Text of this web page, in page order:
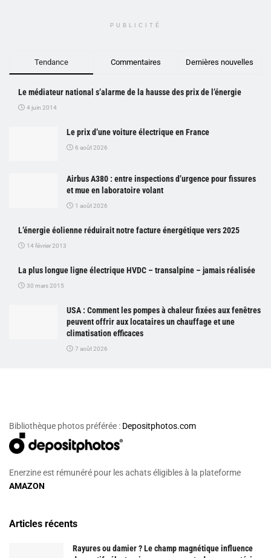
PUBLICITÉ
Tendance Commentaires Dernières nouvelles
Le médiateur national s’alarme de la hausse des prix de l’énergie
4 juin 2014
Le prix d’une voiture électrique en France
6 août 2026
Airbus A380 : entre inspections d’urgence pour fissures
et mue en laboratoire volant
1 août 2026
L’énergie éolienne réduirait notre facture énergétique vers 2025
14 février 2013
La plus longue ligne électrique HVDC – transalpine – jamais réalisée
30 mars 2015
USA : Comment les pompes à chaleur fixées aux fenêtres
peuvent offrir aux locataires un chauffage et une
climatisation efficaces
7 août 2026
Bibliothèque photos préférée : Depositphotos.com
Enerzine est rémunéré pour les achats éligibles à la plateforme
AMAZON
Articles récents
Rayures ou damier ? Le champ magnétique influence